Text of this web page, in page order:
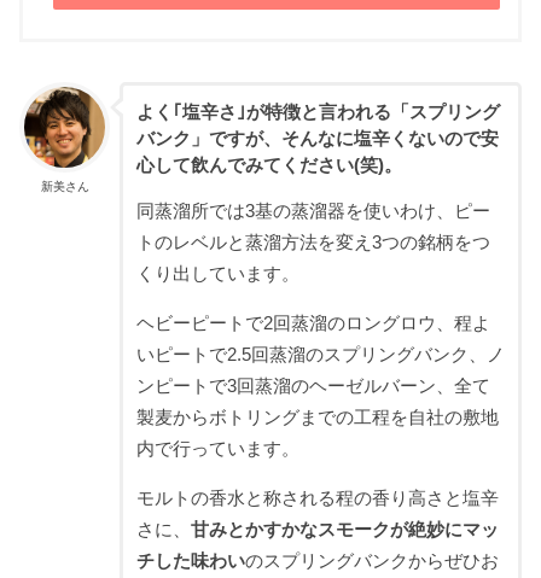
新美さん
よく｢塩辛さ｣が特徴と言われる「スプリング
バンク」ですが、そんなに塩辛くないので安
心して飲んでみてください(笑)。
同蒸溜所では3基の蒸溜器を使いわけ、ピー
トのレベルと蒸溜方法を変え3つの銘柄をつ
くり出しています。
ヘビーピートで2回蒸溜のロングロウ、程よ
いピートで2.5回蒸溜のスプリングバンク、ノ
ンピートで3回蒸溜のヘーゼルバーン、全て
製麦からボトリングまでの工程を自社の敷地
内で行っています。
モルトの香水と称される程の香り高さと塩辛
さに、 甘みとかすかなスモークが絶妙にマッ
チした味わいのスプリングバンクからぜひお